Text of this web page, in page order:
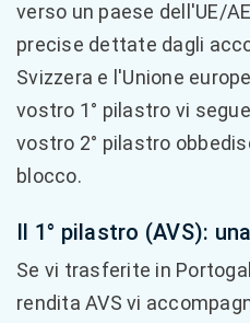
verso un paese dell'UE/
precise dettate dagli
Svizzera e l'Unione
vostro 1° pilastro vi
vostro 2° pilastro
blocco.
Il 1° pilastro (AVS):
Se vi trasferite in
rendita AVS vi